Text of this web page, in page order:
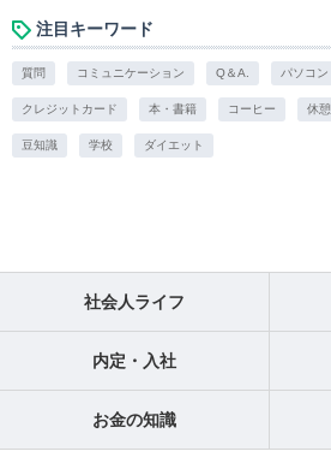
注目キーワード
質問 コミュニケーション Q＆A. パソコン
クレジットカード 本・書籍 コーヒー 休憩
豆知識 学校 ダイエット
社会人ライフ
内定・入社
お金の知識